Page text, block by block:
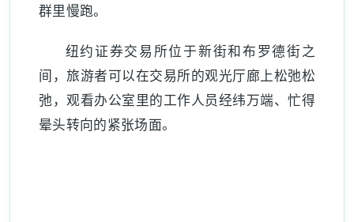
群里慢跑。
纽约证券交易所位于新街和布罗德街之
间，旅游者可以在交易所的观光厅廊上松弛松
弛，观看办公室里的工作人员经纬万端、忙得
晕头转向的紧张场面。